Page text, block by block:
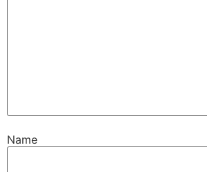
Name